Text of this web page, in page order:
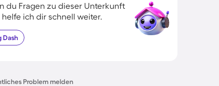
du Fragen zu dieser Unterkunft
helfe ich dir schnell weiter.
Dash
Problem melden